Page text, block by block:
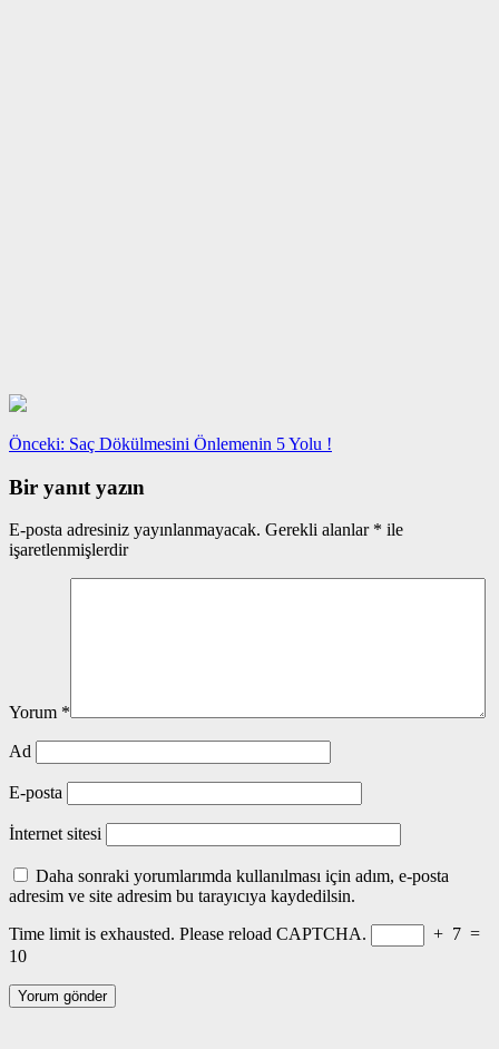
Yazı
gezinmesi
Önceki: Önceki
Saç Dökülmesini Önlemenin 5 Yolu !
Bir yanıt yazın
E-posta adresiniz yayınlanmayacak. Gerekli alanlar * ile
işaretlenmişlerdir
Yorum *
Ad
E-posta
İnternet sitesi
Daha sonraki yorumlarımda kullanılması için adım, e-posta
adresim ve site adresim bu tarayıcıya kaydedilsin.
Time limit is exhausted. Please reload CAPTCHA.
+ 7 =
10